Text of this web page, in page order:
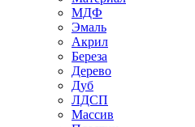
МДФ
Эмаль
Акрил
Береза
Дерево
Дуб
ЛДСП
Массив